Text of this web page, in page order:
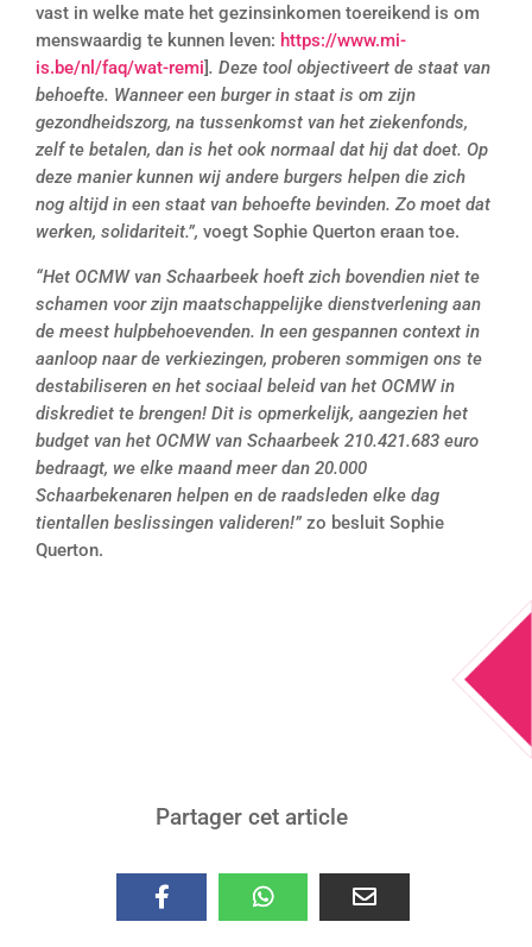
vast in welke mate het gezinsinkomen toereikend is om
menswaardig te kunnen leven: https://www.mi-
is.be/nl/faq/wat-remi]. Deze tool objectiveert de staat van
behoefte. Wanneer een burger in staat is om zijn
gezondheidszorg, na tussenkomst van het ziekenfonds,
zelf te betalen, dan is het ook normaal dat hij dat doet. Op
deze manier kunnen wij andere burgers helpen die zich
nog altijd in een staat van behoefte bevinden. Zo moet dat
werken, solidariteit.”, voegt Sophie Querton eraan toe.
“Het OCMW van Schaarbeek hoeft zich bovendien niet te
schamen voor zijn maatschappelijke dienstverlening aan
de meest hulpbehoevenden. In een gespannen context in
aanloop naar de verkiezingen, proberen sommigen ons te
destabiliseren en het sociaal beleid van het OCMW in
diskrediet te brengen! Dit is opmerkelijk, aangezien het
budget van het OCMW van Schaarbeek 210.421.683 euro
bedraagt, we elke maand meer dan 20.000
Schaarbekenaren helpen en de raadsleden elke dag
tientallen beslissingen valideren!” zo besluit Sophie
Querton.
Partager cet article